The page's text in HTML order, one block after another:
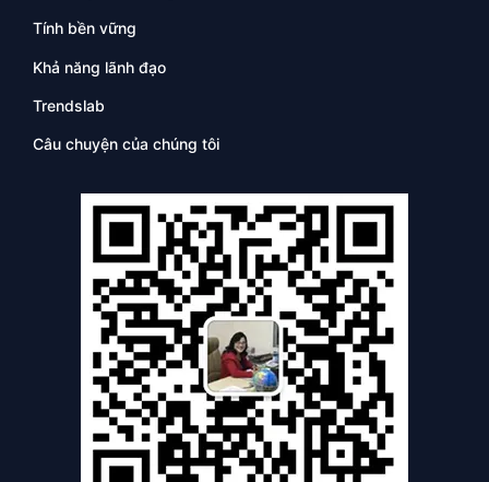
Tính bền vững
Khả năng lãnh đạo
Trendslab
Câu chuyện của chúng tôi